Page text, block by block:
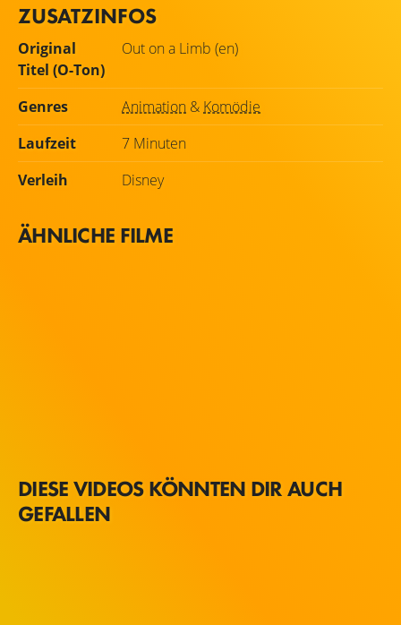
ZUSATZINFOS
Original
Titel (O-Ton)
Out on a Limb (en)
Genres Animation & Komödie
Laufzeit
7 Minuten
Verleih
Disney
ÄHNLICHE FILME
DIESE VIDEOS KÖNNTEN DIR AUCH
GEFALLEN